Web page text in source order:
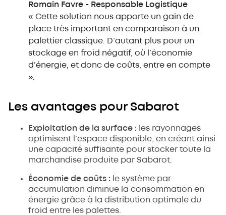
Romain Favre - Responsable Logistique
« Cette solution nous apporte un gain de
place très important en comparaison à un
palettier classique. D’autant plus pour un
stockage en froid négatif, où l’économie
d’énergie, et donc de coûts, entre en compte
».
Les avantages pour Sabarot
Exploitation de la surface : les rayonnages
optimisent l’espace disponible, en créant ainsi
une capacité suffisante pour stocker toute la
marchandise produite par Sabarot.
Économie de coûts : le système par
accumulation diminue la consommation en
énergie grâce à la distribution optimale du
froid entre les palettes.